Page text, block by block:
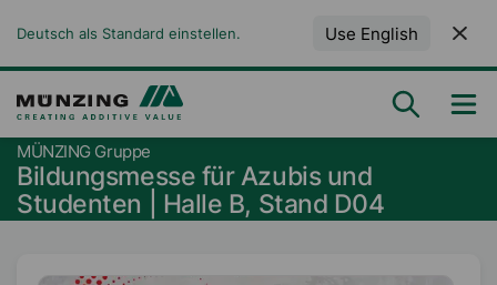
Deutsch als Standard einstellen. Use English
MÜNZING Gruppe
Bildungsmesse für Azubis und
Studenten | Halle B, Stand D04